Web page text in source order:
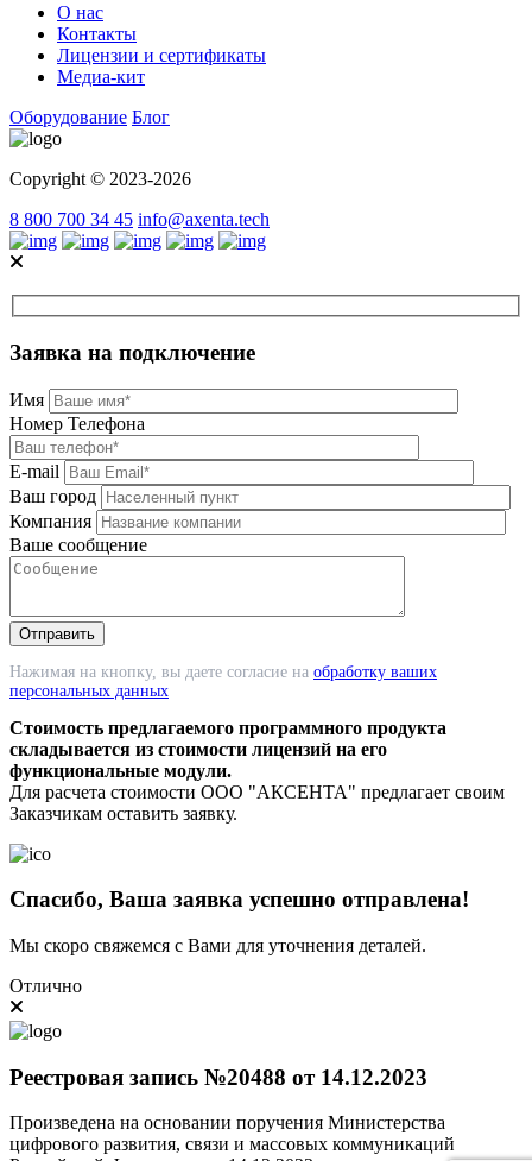
О нас
Контакты
Лицензии и сертификаты
Медиа-кит
Оборудование Блог
Copyright © 2023-2026
8 800 700 34 45 info@axenta.tech
Заявка на подключение
Имя
Номер Телефона
E-mail
Ваш город
Компания
Ваше сообщение
Нажимая на кнопку, вы даете согласие на обработку ваших
персональных данных
Стоимость предлагаемого программного продукта
складывается из стоимости лицензий на его
функциональные модули.
Для расчета стоимости ООО "АКСЕНТА" предлагает своим
Заказчикам оставить заявку.
Спасибо, Ваша заявка успешно отправлена!
Мы скоро свяжемся с Вами для уточнения деталей.
Отлично
Реестровая запись №20488 от 14.12.2023
Произведена на основании поручения Министерства
цифрового развития, связи и массовых коммуникаций